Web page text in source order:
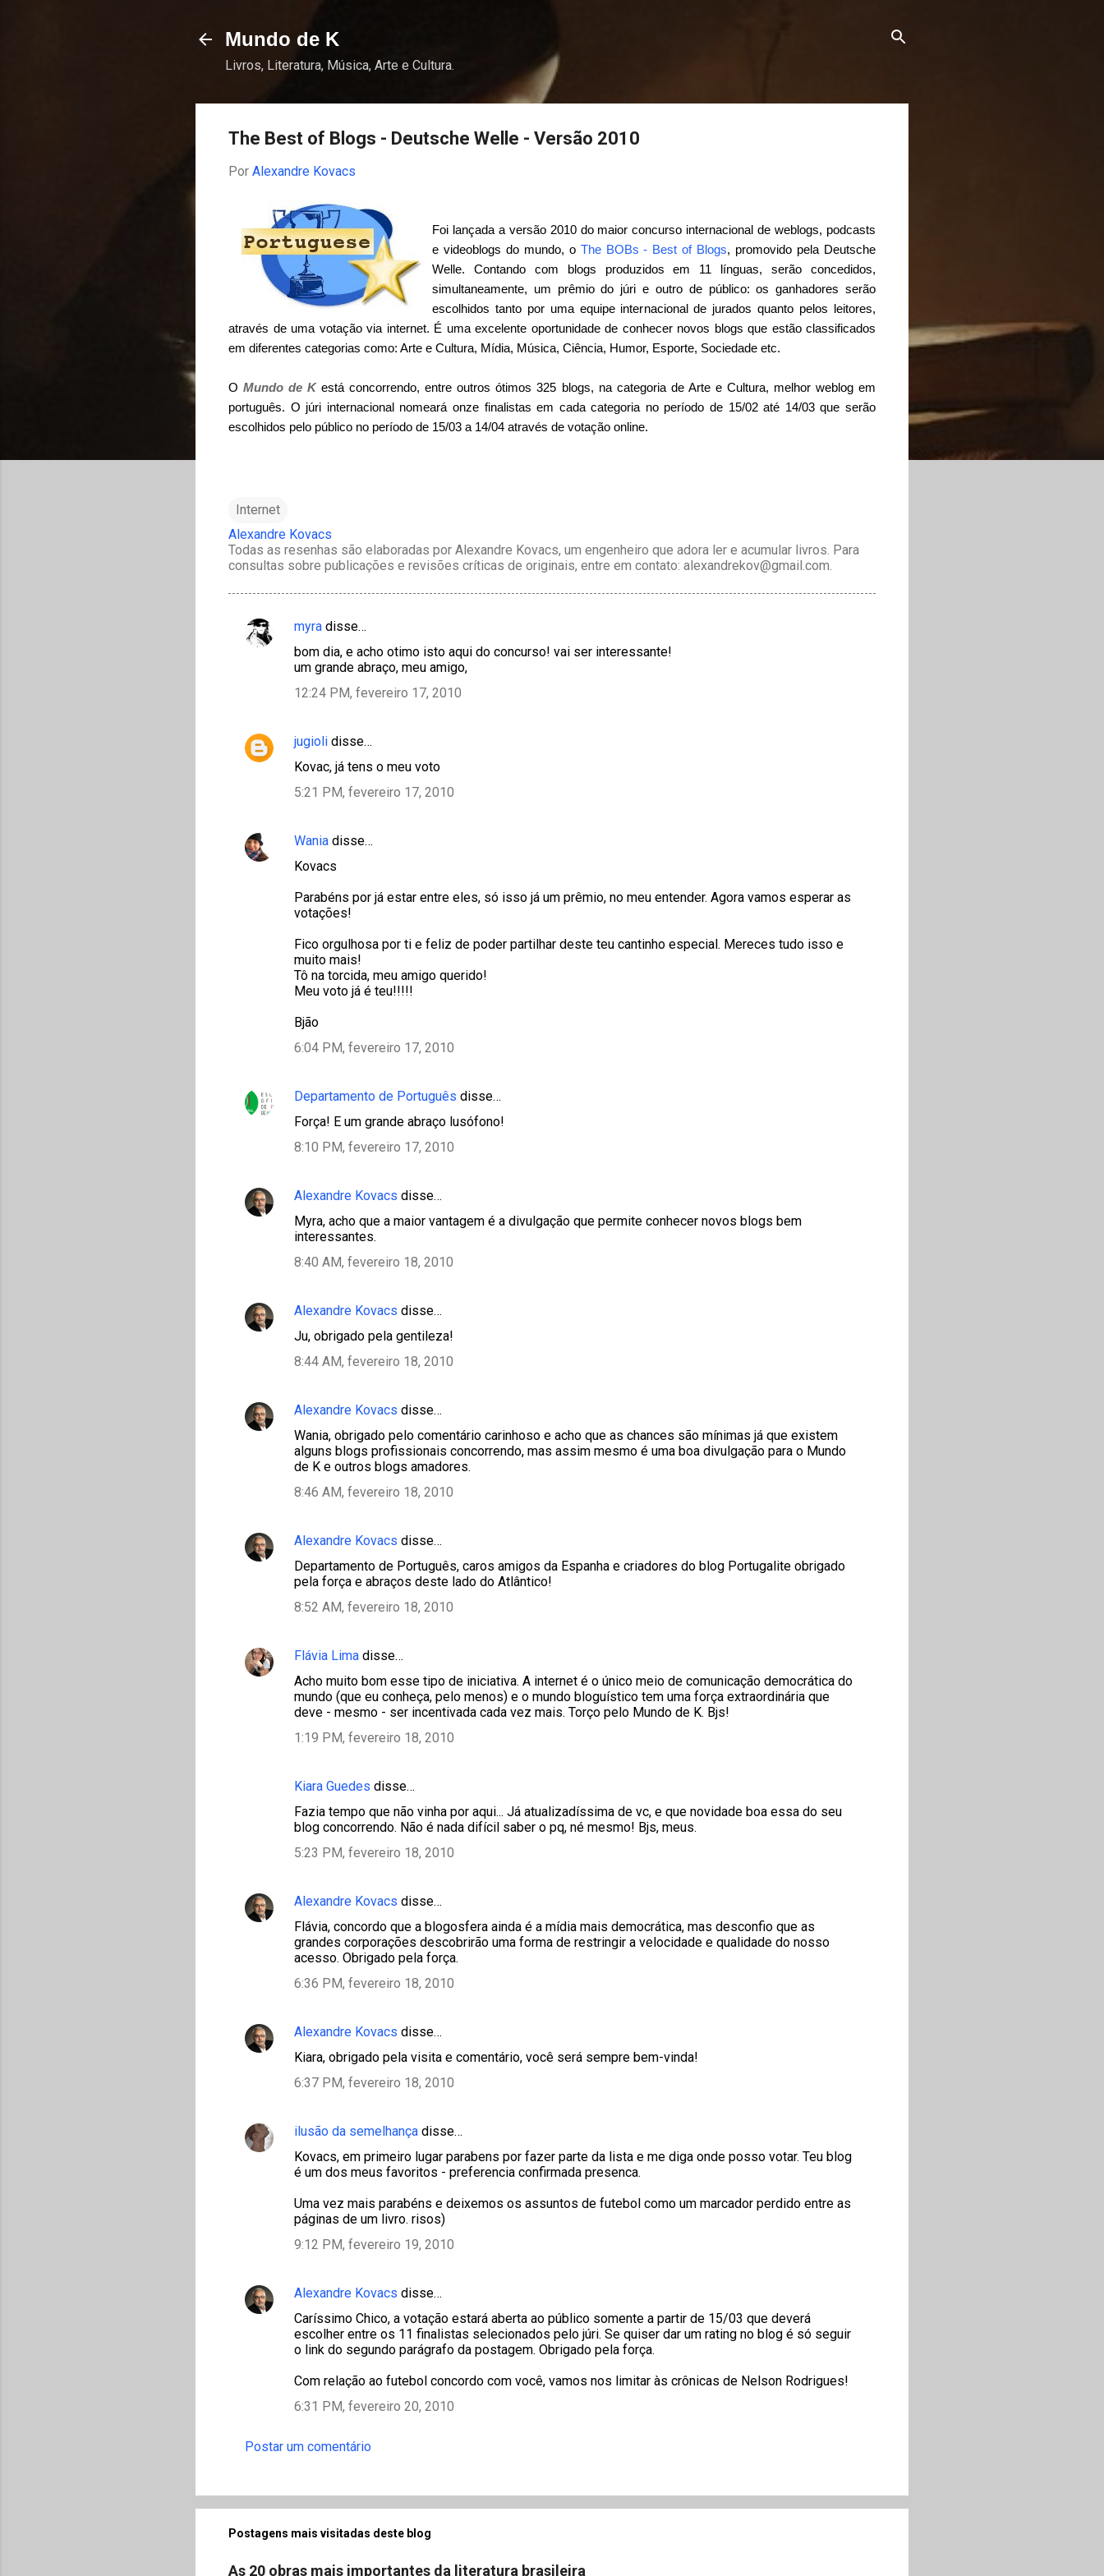
Mundo de K
Livros, Literatura, Música, Arte e Cultura.
The Best of Blogs - Deutsche Welle - Versão 2010
Por Alexandre Kovacs
Foi lançada a versão 2010 do maior concurso internacional de weblogs, podcasts
e videoblogs do mundo, o The BOBs - Best of Blogs, promovido pela Deutsche
Welle. Contando com blogs produzidos em 11 línguas, serão concedidos,
simultaneamente, um prêmio do júri e outro de público: os ganhadores serão
escolhidos tanto por uma equipe internacional de jurados quanto pelos leitores,
através de uma votação via internet. É uma excelente oportunidade de conhecer novos blogs que estão classificados
em diferentes categorias como: Arte e Cultura, Mídia, Música, Ciência, Humor, Esporte, Sociedade etc.
OMundo de Kestá concorrendo, entre outros ótimos 325 blogs, na categoria de Arte e Cultura, melhor weblog em
português. O júri internacional nomeará onze finalistas em cada categoria no período de 15/02 até 14/03 que serão
escolhidos pelo público no período de 15/03 a 14/04 através de votação online.
Internet
Alexandre Kovacs
Todas as resenhas são elaboradas por Alexandre Kovacs, um engenheiro que adora ler e acumular livros. Para
consultas sobre publicações e revisões críticas de originais, entre em contato: alexandrekov@gmail.com.
C
t
o
s
myra disse…
bom dia, e acho otimo isto aqui do concurso! vai ser interessante!
um grande abraço, meu amigo,
12:24 PM, fevereiro 17, 2010
jugioli disse…
Kovac, já tens o meu voto
5:21 PM, fevereiro 17, 2010
Wania disse…
Kovacs
Parabéns por já estar entre eles, só isso já um prêmio, no meu entender. Agora vamos esperar as
votações!
Fico orgulhosa por ti e feliz de poder partilhar deste teu cantinho especial. Mereces tudo isso e
muito mais!
Tô na torcida, meu amigo querido!
Meu voto já é teu!!!!!
Bjão
6:04 PM, fevereiro 17, 2010
Departamento de Português disse…
Força! E um grande abraço lusófono!
8:10 PM, fevereiro 17, 2010
Alexandre Kovacs disse…
Myra, acho que a maior vantagem é a divulgação que permite conhecer novos blogs bem
interessantes.
8:40 AM, fevereiro 18, 2010
Alexandre Kovacs disse…
Ju, obrigado pela gentileza!
8:44 AM, fevereiro 18, 2010
Alexandre Kovacs disse…
Wania, obrigado pelo comentário carinhoso e acho que as chances são mínimas já que existem
alguns blogs profissionais concorrendo, mas assim mesmo é uma boa divulgação para o Mundo
de K e outros blogs amadores.
8:46 AM, fevereiro 18, 2010
Alexandre Kovacs disse…
Departamento de Português, caros amigos da Espanha e criadores do blog Portugalite obrigado
pela força e abraços deste lado do Atlântico!
8:52 AM, fevereiro 18, 2010
Flávia Lima disse…
Acho muito bom esse tipo de iniciativa. A internet é o único meio de comunicação democrática do
mundo (que eu conheça, pelo menos) e o mundo bloguístico tem uma força extraordinária que
deve - mesmo - ser incentivada cada vez mais. Torço pelo Mundo de K. Bjs!
1:19 PM, fevereiro 18, 2010
Kiara Guedes disse…
Fazia tempo que não vinha por aqui... Já atualizadíssima de vc, e que novidade boa essa do seu
blog concorrendo. Não é nada difícil saber o pq, né mesmo! Bjs, meus.
5:23 PM, fevereiro 18, 2010
Alexandre Kovacs disse…
Flávia, concordo que a blogosfera ainda é a mídia mais democrática, mas desconfio que as
grandes corporações descobrirão uma forma de restringir a velocidade e qualidade do nosso
acesso. Obrigado pela força.
6:36 PM, fevereiro 18, 2010
Alexandre Kovacs disse…
Kiara, obrigado pela visita e comentário, você será sempre bem-vinda!
6:37 PM, fevereiro 18, 2010
ilusão da semelhança disse…
Kovacs, em primeiro lugar parabens por fazer parte da lista e me diga onde posso votar. Teu blog
é um dos meus favoritos - preferencia confirmada presenca.
Uma vez mais parabéns e deixemos os assuntos de futebol como um marcador perdido entre as
páginas de um livro. risos)
9:12 PM, fevereiro 19, 2010
Alexandre Kovacs disse…
Caríssimo Chico, a votação estará aberta ao público somente a partir de 15/03 que deverá
escolher entre os 11 finalistas selecionados pelo júri. Se quiser dar um rating no blog é só seguir
o link do segundo parágrafo da postagem. Obrigado pela força.
Com relação ao futebol concordo com você, vamos nos limitar às crônicas de Nelson Rodrigues!
6:31 PM, fevereiro 20, 2010
Postar um comentário
Postagens mais visitadas deste blog
As 20 obras mais importantes da literatura brasileira